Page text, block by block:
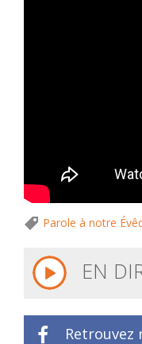
Parole à notre
EN
Retrouvez